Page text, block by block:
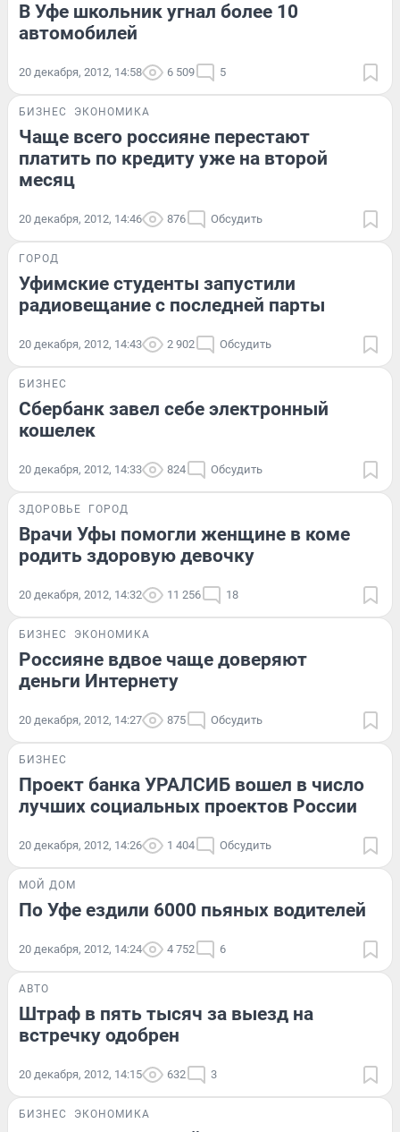
В Уфе школьник угнал более 10
автомобилей
20 декабря, 2012, 14:58 6 509 5
БИЗНЕС ЭКОНОМИКА
Чаще всего россияне перестают
платить по кредиту уже на второй
месяц
20 декабря, 2012, 14:46 876 Обсудить
ГОРОД
Уфимские студенты запустили
радиовещание с последней парты
20 декабря, 2012, 14:43 2 902 Обсудить
БИЗНЕС
Сбербанк завел себе электронный
кошелек
20 декабря, 2012, 14:33 824 Обсудить
ЗДОРОВЬЕ ГОРОД
Врачи Уфы помогли женщине в коме
родить здоровую девочку
20 декабря, 2012, 14:32 11 256 18
БИЗНЕС ЭКОНОМИКА
Россияне вдвое чаще доверяют
деньги Интернету
20 декабря, 2012, 14:27 875 Обсудить
БИЗНЕС
Проект банка УРАЛСИБ вошел в число
лучших социальных проектов России
20 декабря, 2012, 14:26 1 404 Обсудить
МОЙ ДОМ
По Уфе ездили 6000 пьяных водителей
20 декабря, 2012, 14:24 4 752 6
АВТО
Штраф в пять тысяч за выезд на
встречку одобрен
20 декабря, 2012, 14:15 632 3
БИЗНЕС ЭКОНОМИКА